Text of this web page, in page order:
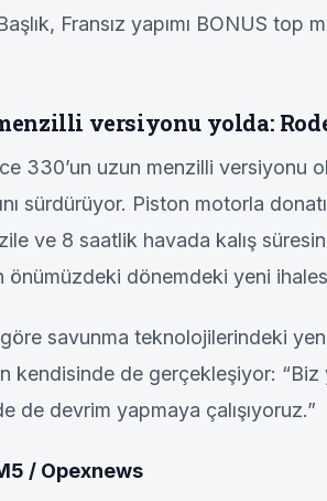
Fransız yapımı BONUS top
versiyonu yolda:
330’un uzun menzilli versiyonu
sürdürüyor. Piston motorla
ve 8 saatlik havada kalış
önümüzdeki dönemdeki yeni
göre savunma teknolojilerindeki
kendisinde de gerçekleşiyor:
de devrim yapmaya çalışıyoruz.”
/ Opexnews